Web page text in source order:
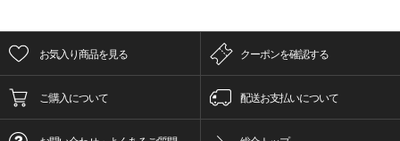
お気入り商品を見る クーポンを確認する
ご購入について 配送お支払いについて